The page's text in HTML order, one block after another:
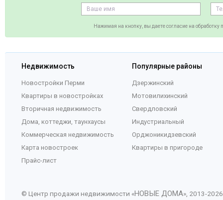
Нажимая на кнопку, вы даете согласие на
Недвижимость
Новостройки Перми
Квартиры в новостройках
Вторичная недвижимость
Дома, коттеджи, таунхаусы
Коммерческая недвижимость
Карта новостроек
Прайс-лист
Популярные районы
Дзержинский
Мотовилихинский
Свердловский
Индустриальный
Орджоникидзевский
Квартиры в пригороде
© Центр продажи недвижимости «НОВЫЕ ДОМА», 2013-2026